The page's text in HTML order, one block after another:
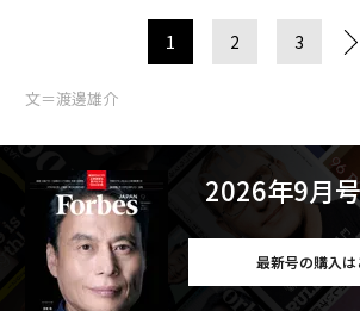
1 2 3
文＝渡邊雄介
2026年9月
最新号の購入